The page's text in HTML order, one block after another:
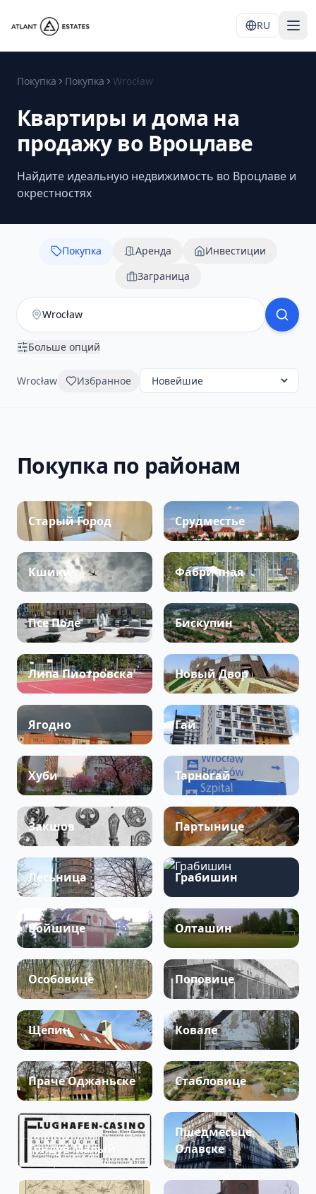
RU
Покупка Покупка Wrocław
Квартиры и дома на
продажу во Вроцлаве
Найдите идеальную недвижимость во Вроцлаве и
окрестностях
Покупка Аренда
Инвестиции
Заграница
Больше опций
Wrocław Избранное
Покупка по районам
Старый Город Срудместье
Кшики Фабричная
Псе Поле Бискупин
Липа Пиотровска Новый Двор
Ягодно Гай
Хуби Тарногай
Закшов Партынице
Лесьница Грабишин
Войшице Олташин
Особовице Поповице
Щепин Ковале
Праче Оджаньске Стабловице
Гондув Малый
Пшедмесьце
Олавске